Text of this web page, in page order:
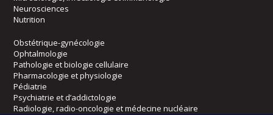
Neurosciences
Nutrition
Obstétrique-gynécologie
Ophtalmologie
Pathologie et biologie cellulaire
Pharmacologie et physiologie
Pédiatrie
Psychiatrie et d’addictologie
Radiologie, radio-oncologie et médecine nucléaire